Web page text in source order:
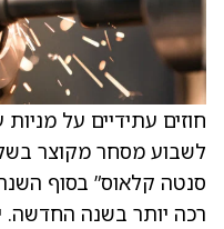
חוזים עתידיים על
לשבוע מסחר מקוצר
סנטה קלאוס” בסוף השנה
רכה יותר בשנה החדשה.